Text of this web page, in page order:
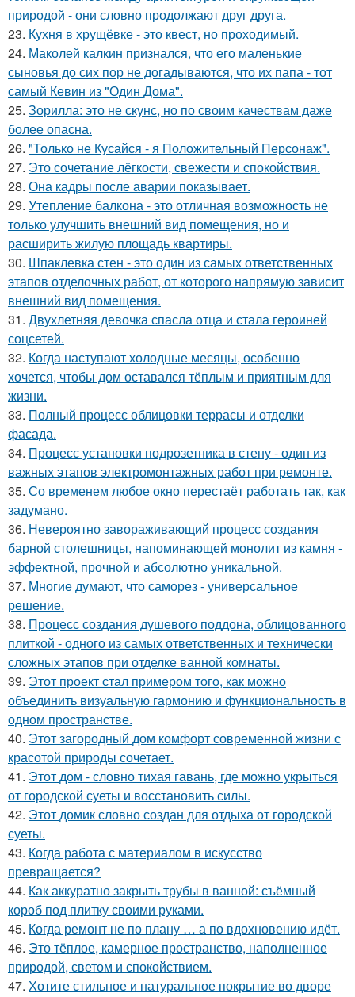
природой - они словно продолжают друг друга.
23. Кухня в хрущёвке - это квест, но проходимый.
24. Маколей калкин признался, что его маленькие
сыновья до сих пор не догадываются, что их папа - тот
самый Кевин из "Один Дома".
25. Зорилла: это не скунс, но по своим качествам даже
более опасна.
26. "Только не Кусайся - я Положительный Персонаж".
27. Это сочетание лёгкости, свежести и спокойствия.
28. Она кадры после аварии показывает.
29. Утепление балкона - это отличная возможность не
только улучшить внешний вид помещения, но и
расширить жилую площадь квартиры.
30. Шпаклевка стен - это один из самых ответственных
этапов отделочных работ, от которого напрямую зависит
внешний вид помещения.
31. Двухлетняя девочка спасла отца и стала героиней
соцсетей.
32. Когда наступают холодные месяцы, особенно
хочется, чтобы дом оставался тёплым и приятным для
жизни.
33. Полный процесс облицовки террасы и отделки
фасада.
34. Процесс установки подрозетника в стену - один из
важных этапов электромонтажных работ при ремонте.
35. Со временем любое окно перестаёт работать так, как
задумано.
36. Невероятно завораживающий процесс создания
барной столешницы, напоминающей монолит из камня -
эффектной, прочной и абсолютно уникальной.
37. Многие думают, что саморез - универсальное
решение.
38. Процесс создания душевого поддона, облицованного
плиткой - одного из самых ответственных и технически
сложных этапов при отделке ванной комнаты.
39. Этот проект стал примером того, как можно
объединить визуальную гармонию и функциональность в
одном пространстве.
40. Этот загородный дом комфорт современной жизни с
красотой природы сочетает.
41. Этот дом - словно тихая гавань, где можно укрыться
от городской суеты и восстановить силы.
42. Этот домик словно создан для отдыха от городской
суеты.
43. Когда работа с материалом в искусство
превращается?
44. Как аккуратно закрыть трубы в ванной: съёмный
короб под плитку своими руками.
45. Когда ремонт не по плану … а по вдохновению идёт.
46. Это тёплое, камерное пространство, наполненное
природой, светом и спокойствием.
47. Хотите стильное и натуральное покрытие во дворе